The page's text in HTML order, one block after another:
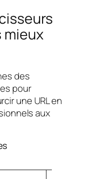
mieux
des
pour
une URL en
aux